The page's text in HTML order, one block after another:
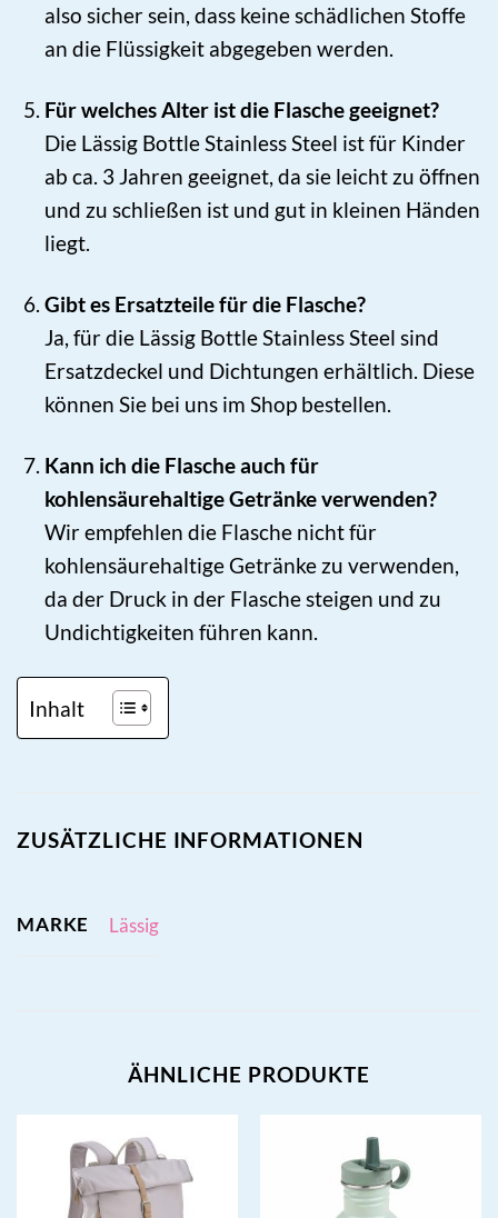
also sicher sein, dass keine schädlichen Stoffe
an die Flüssigkeit abgegeben werden.
Für welches Alter ist die Flasche geeignet?
Die Lässig Bottle Stainless Steel ist für Kinder
ab ca. 3 Jahren geeignet, da sie leicht zu öffnen
und zu schließen ist und gut in kleinen Händen
liegt.
Gibt es Ersatzteile für die Flasche?
Ja, für die Lässig Bottle Stainless Steel sind
Ersatzdeckel und Dichtungen erhältlich. Diese
können Sie bei uns im Shop bestellen.
Kann ich die Flasche auch für
kohlensäurehaltige Getränke verwenden?
Wir empfehlen die Flasche nicht für
kohlensäurehaltige Getränke zu verwenden,
da der Druck in der Flasche steigen und zu
Undichtigkeiten führen kann.
Inhalt
ZUSÄTZLICHE INFORMATIONEN
MARKE Lässig
ÄHNLICHE PRODUKTE